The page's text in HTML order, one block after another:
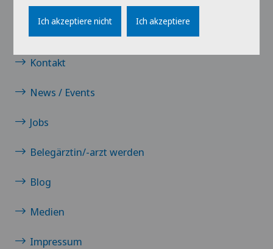
Links
Kontakt
News / Events
Jobs
Belegärztin/-arzt werden
Blog
Medien
Impressum
Ich akzeptiere nicht Ich akzeptiere